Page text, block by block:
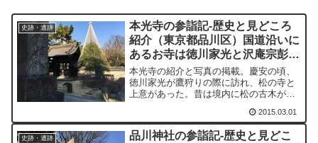
史跡・遺跡
本光寺の参詣記-歴史と見どころ
紹介（東京都品川区）国道沿いに
あるお寺は徳川家光と沢庵宗彭に
まつわる逸話がある
本光寺の紹介と写真の掲載。慶安の頃、
徳川家光が鷹狩りの際に訪れ、松の寺と
上意があった。昔は境内に松の古木が多
2015.03.01
史跡・遺跡
品川神社の参詣記-歴史と見どこ